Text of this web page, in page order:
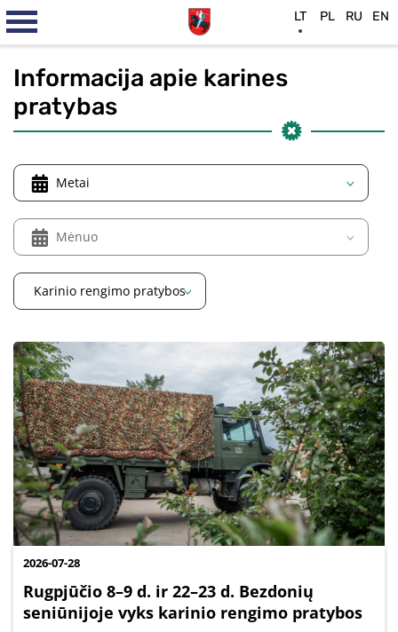
Informacija apie karines
pratybas
Metai
Mėnuo
Karinio rengimo pratybos
2026-07-28
Rugpjūčio 8–9 d. ir 22–23 d. Bezdonių
seniūnijoje vyks karinio rengimo pratybos
LT PL RU EN